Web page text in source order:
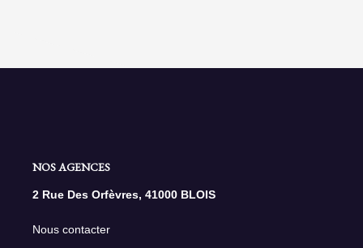
NOS AGENCES
2 Rue Des Orfèvres, 41000 BLOIS
Nous contacter